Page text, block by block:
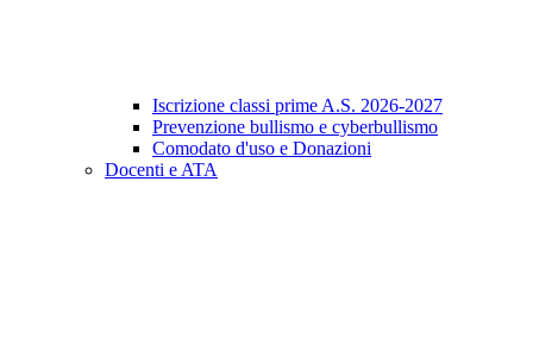
Iscrizione classi prime A.S. 2026-2027
Prevenzione bullismo e cyberbullismo
Comodato d'uso e Donazioni
Docenti e ATA